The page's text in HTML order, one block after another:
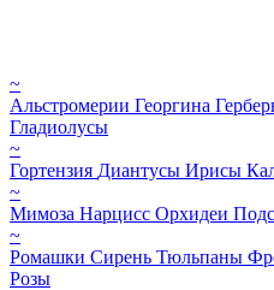
~
Альстромерии Георгина
Гладиолусы
~
Гортензия Диантусы Ирисы
~
Мимоза Нарцисс Орхидеи
~
Ромашки Сирень Тюльпаны
Розы